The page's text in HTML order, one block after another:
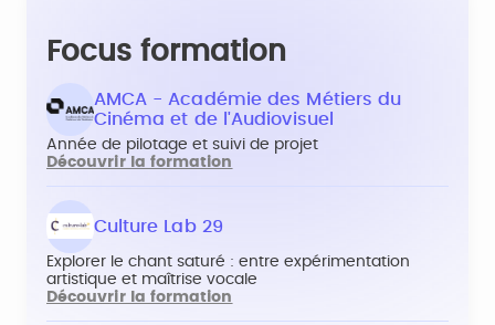
Focus formation
AMCA - Académie des Métiers du
Cinéma et de l'Audiovisuel
Année de pilotage et suivi de projet
Découvrir la formation
Culture Lab 29
Explorer le chant saturé : entre expérimentation
artistique et maîtrise vocale
Découvrir la formation